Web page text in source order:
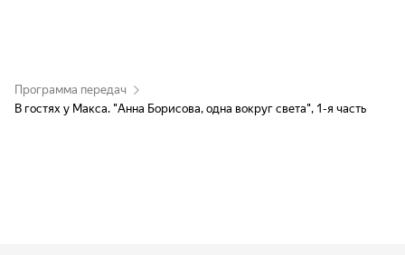
Программа передач
В гостях у Макса. "Анна Борисова, одна вокруг света", 1-я часть